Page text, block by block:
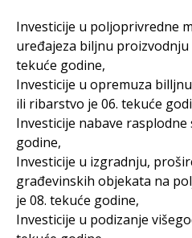
Investicije u poljoprivredne
uređajeza biljnu proizvodnju
tekuće godine,
Investicije u opremuza
ili ribarstvo je 06. tekuće
Investicije nabave rasplodne
godine,
Investicije u izgradnju,
građevinskih objekata na
je 08. tekuće godine,
Investicije u podizanje